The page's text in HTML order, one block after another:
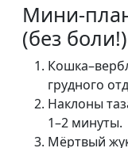
Мини-
(без боли!)
грудного
Наклоны
1–2 минуты.
Мёртвый